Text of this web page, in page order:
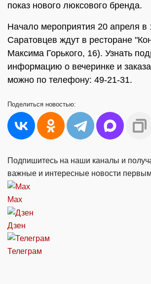
показ нового люксового бренда.
Начало мероприятия 20 апреля в
Саратовцев ждут в ресторане
Максима Горького, 16). Узнать
информацию о вечеринке и
можно по телефону: 49-21-31.
Поделиться новостью:
Подпишитесь на наши каналы и
важные и интересные новости первым
Max
Дзен
Телеграм